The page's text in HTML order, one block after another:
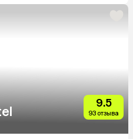
9.5
93 отзыва